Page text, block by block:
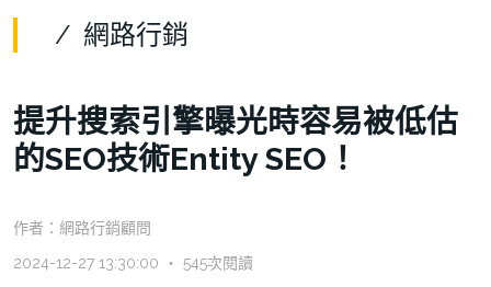
網路行銷
提升搜索引擎曝光時容易被低估
的SEO技術Entity SEO！
作者： 網路行銷顧問
2024-12-27 13:30:00 ‧ 545次閱讀